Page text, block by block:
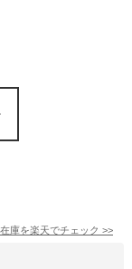
庫を楽天でチェック >>